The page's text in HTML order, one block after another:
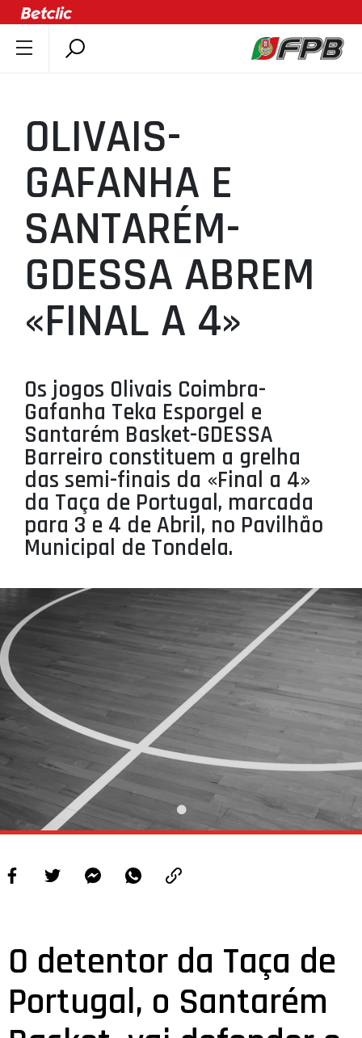
ÚLTIMAS
COMPETIÇÕES
ASSOCIAÇÕES
CLUBES
AGENTES
AGENDA
SELEÇÕES
MINIBASQUETE
PROJETOS
LIGA BETCLIC MASCULINA
LIGA BETCLIC FEMININA
OLIVAIS-
GAFANHA E
SANTARÉM-
GDESSA ABREM
«FINAL A 4»
Os jogos Olivais Coimbra-
Gafanha Teka Esporgel e
Santarém Basket-GDESSA
Barreiro constituem a grelha
das semi-finais da «Final a 4»
da Taça de Portugal, marcada
para 3 e 4 de Abril, no Pavilhão
Municipal de Tondela.
O detentor da Taça de
Portugal, o Santarém